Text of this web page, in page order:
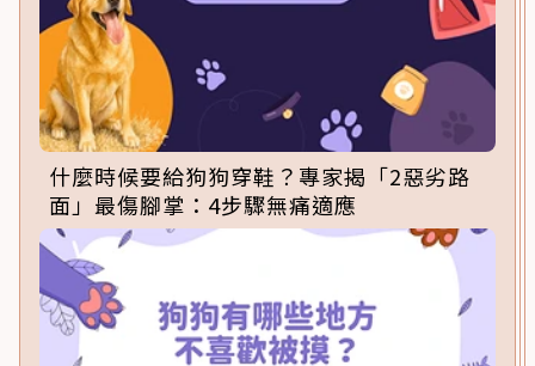
什麼時候要給狗狗穿鞋？專家揭「2惡劣路
面」最傷腳掌：4步驟無痛適應